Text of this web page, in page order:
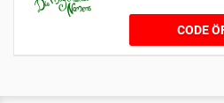
CODE
KEIN